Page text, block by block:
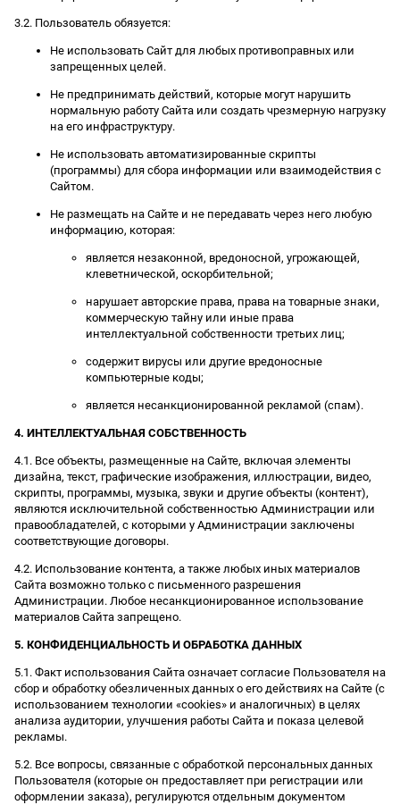
3.2. Пользователь обязуется:
Не использовать Сайт для любых противоправных или
запрещенных целей.
Не предпринимать действий, которые могут нарушить
нормальную работу Сайта или создать чрезмерную нагрузку
на его инфраструктуру.
Не использовать автоматизированные скрипты
(программы) для сбора информации или взаимодействия с
Сайтом.
Не размещать на Сайте и не передавать через него любую
информацию, которая:
является незаконной, вредоносной, угрожающей,
клеветнической, оскорбительной;
нарушает авторские права, права на товарные знаки,
коммерческую тайну или иные права
интеллектуальной собственности третьих лиц;
содержит вирусы или другие вредоносные
компьютерные коды;
является несанкционированной рекламой (спам).
4. ИНТЕЛЛЕКТУАЛЬНАЯ СОБСТВЕННОСТЬ
4.1. Все объекты, размещенные на Сайте, включая элементы
дизайна, текст, графические изображения, иллюстрации, видео,
скрипты, программы, музыка, звуки и другие объекты (контент),
являются исключительной собственностью Администрации или
правообладателей, с которыми у Администрации заключены
соответствующие договоры.
4.2. Использование контента, а также любых иных материалов
Сайта возможно только с письменного разрешения
Администрации. Любое несанкционированное использование
материалов Сайта запрещено.
5. КОНФИДЕНЦИАЛЬНОСТЬ И ОБРАБОТКА ДАННЫХ
5.1. Факт использования Сайта означает согласие Пользователя на
сбор и обработку обезличенных данных о его действиях на Сайте (с
использованием технологии «cookies» и аналогичных) в целях
анализа аудитории, улучшения работы Сайта и показа целевой
рекламы.
5.2. Все вопросы, связанные с обработкой персональных данных
Пользователя (которые он предоставляет при регистрации или
оформлении заказа), регулируются отдельным документом